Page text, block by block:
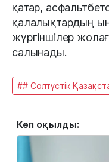
қатар,
қалалықтардың
жүргіншілер
салынады.
## Солтүстік
Көп оқылды: